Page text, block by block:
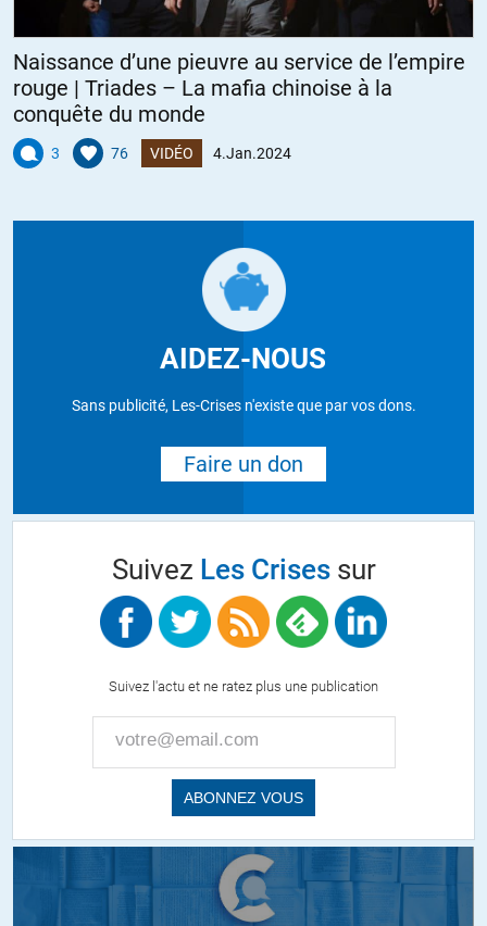
Naissance d’une pieuvre au service de l’empire
rouge | Triades – La mafia chinoise à la
conquête du monde
3 76 VIDÉO 4.Jan.2024
AIDEZ-NOUS
Sans publicité, Les-Crises n'existe que par vos dons.
Faire un don
Suivez Les Crisessur
Suivez l'actu et ne ratez plus une publication